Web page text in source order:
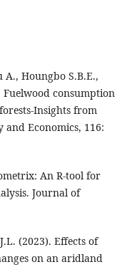
Houngbo S.B.E.,
Fuelwood consumption
Insights from
and Economics, 116:
An R-tool for
Journal of
(2023). Effects of
on an aridland